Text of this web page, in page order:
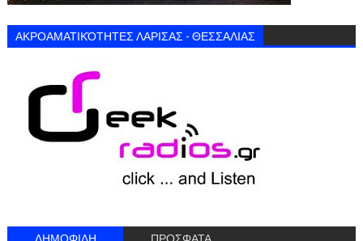
ΑΚΡΟΑΜΑΤΙΚΌΤΗΤΕΣ ΛΑΡΙΣΑΣ - ΘΕΣΣΑΛΙΑΣ
ΔΗΜΟΦΙΛΗ ΠΡΟΣΦΑΤΑ